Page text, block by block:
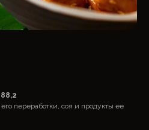
переработки, соя и продукты ее